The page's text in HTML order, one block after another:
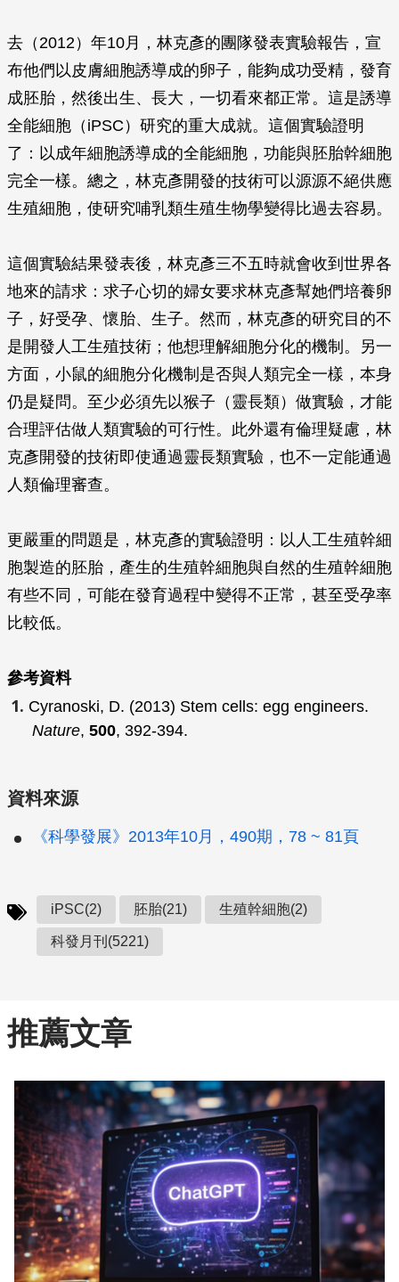
去（2012）年10月，林克彥的團隊發表實驗報告，宣
布他們以皮膚細胞誘導成的卵子，能夠成功受精，發育
成胚胎，然後出生、長大，一切看來都正常。這是誘導
全能細胞（iPSC）研究的重大成就。這個實驗證明
了：以成年細胞誘導成的全能細胞，功能與胚胎幹細胞
完全一樣。總之，林克彥開發的技術可以源源不絕供應
生殖細胞，使研究哺乳類生殖生物學變得比過去容易。
這個實驗結果發表後，林克彥三不五時就會收到世界各
地來的請求：求子心切的婦女要求林克彥幫她們培養卵
子，好受孕、懷胎、生子。然而，林克彥的研究目的不
是開發人工生殖技術；他想理解細胞分化的機制。另一
方面，小鼠的細胞分化機制是否與人類完全一樣，本身
仍是疑問。至少必須先以猴子（靈長類）做實驗，才能
合理評估做人類實驗的可行性。此外還有倫理疑慮，林
克彥開發的技術即使通過靈長類實驗，也不一定能通過
人類倫理審查。
更嚴重的問題是，林克彥的實驗證明：以人工生殖幹細
胞製造的胚胎，產生的生殖幹細胞與自然的生殖幹細胞
有些不同，可能在發育過程中變得不正常，甚至受孕率
比較低。
參考資料
Cyranoski, D. (2013) Stem cells: egg engineers.
Nature, 500, 392-394.
資料來源
《科學發展》2013年10月，490期，78 ~ 81頁
iPSC(2) 胚胎(21) 生殖幹細胞(2)
科發月刊(5221)
推薦文章